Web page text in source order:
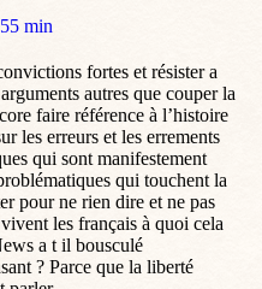
min
fortes et résister a
autres que couper la
faire référence à l’histoire
les erreurs et les errements
qui sont manifestement
qui touchent la
pour ne rien dire et ne pas
les français à quoi cela
a t il bousculé
? Parce que la liberté